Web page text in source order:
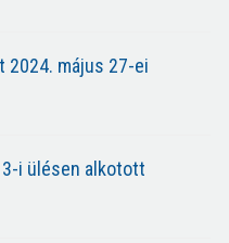
május 27-ei
i ülésen alkotott